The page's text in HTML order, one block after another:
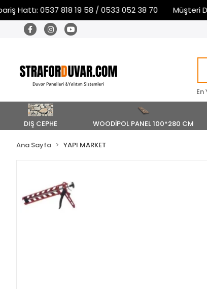
Hattı: 0537 818 19 58 / 0533 052 38 70 Müşteri
En
DIŞ CEPHE WOODİPOL PANEL 100*280 CM
Ana Sayfa YAPI MARKET